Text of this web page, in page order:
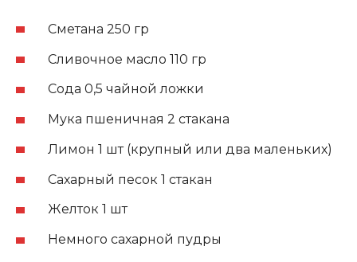
Сметана 250 гр
Сливочное масло 110 гр
Сода 0,5 чайной ложки
Мука пшеничная 2 стакана
Лимон 1 шт (крупный или два маленьких)
Сахарный песок 1 стакан
Желток 1 шт
Немного сахарной пудры